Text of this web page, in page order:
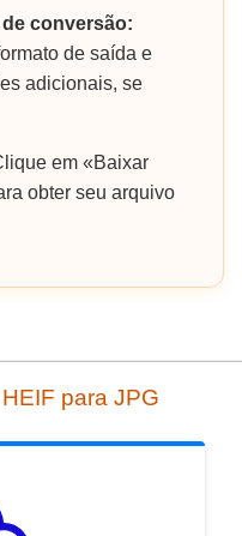
conversão:
de saída e
adicionais, se
em «Baixar
obter seu arquivo
para JPG